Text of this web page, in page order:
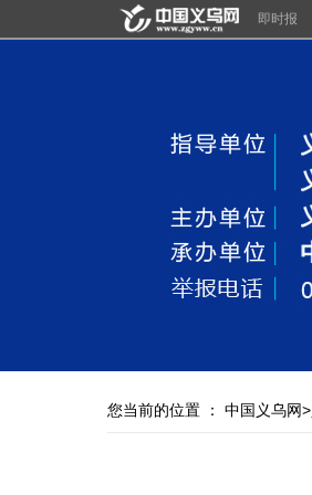
即时报
您当前的位置 ： 中国义乌网>